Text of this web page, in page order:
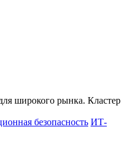
широкого рынка. Кластер
безопасность ИТ-